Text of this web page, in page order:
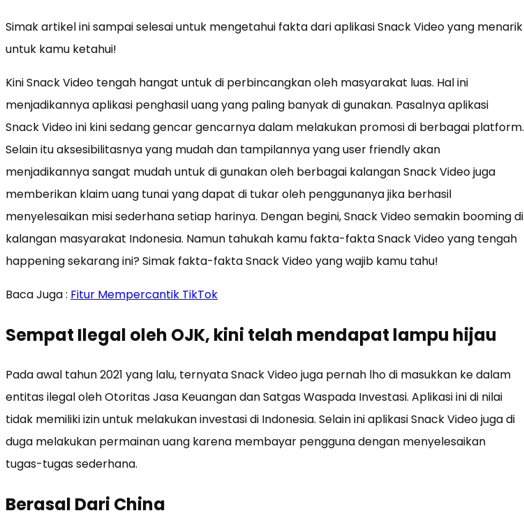
Simak artikel ini sampai selesai untuk mengetahui fakta dari aplikasi Snack Video yang menarik
untuk kamu ketahui!
Kini Snack Video tengah hangat untuk di perbincangkan oleh masyarakat luas. Hal ini
menjadikannya aplikasi penghasil uang yang paling banyak di gunakan. Pasalnya aplikasi
Snack Video ini kini sedang gencar gencarnya dalam melakukan promosi di berbagai platform.
Selain itu aksesibilitasnya yang mudah dan tampilannya yang user friendly akan
menjadikannya sangat mudah untuk di gunakan oleh berbagai kalangan Snack Video juga
memberikan klaim uang tunai yang dapat di tukar oleh penggunanya jika berhasil
menyelesaikan misi sederhana setiap harinya. Dengan begini, Snack Video semakin booming di
kalangan masyarakat Indonesia. Namun tahukah kamu fakta-fakta Snack Video yang tengah
happening sekarang ini? Simak fakta-fakta Snack Video yang wajib kamu tahu!
Baca Juga : Fitur Mempercantik TikTok
Sempat Ilegal oleh OJK, kini telah mendapat lampu hijau
Pada awal tahun 2021 yang lalu, ternyata Snack Video juga pernah lho di masukkan ke dalam
entitas ilegal oleh Otoritas Jasa Keuangan dan Satgas Waspada Investasi. Aplikasi ini di nilai
tidak memiliki izin untuk melakukan investasi di Indonesia. Selain ini aplikasi Snack Video juga di
duga melakukan permainan uang karena membayar pengguna dengan menyelesaikan
tugas-tugas sederhana.
Berasal Dari China